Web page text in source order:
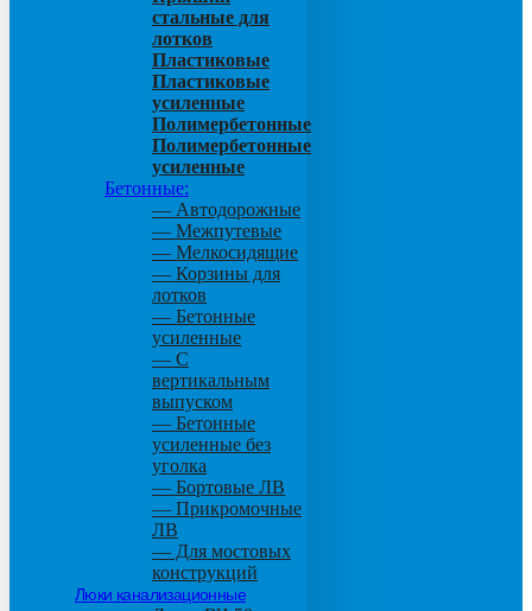
стальные для
лотков
Пластиковые
Пластиковые
усиленные
Полимербетонные
Полимербетонные
усиленные
Бетонные:
— Автодорожные
— Межпутевые
— Мелкосидящие
— Корзины для
лотков
— Бетонные
усиленные
— С
вертикальным
выпуском
— Бетонные
усиленные без
уголка
— Бортовые ЛВ
— Прикромочные
ЛВ
— Для мостовых
конструкций
Люки канализационные